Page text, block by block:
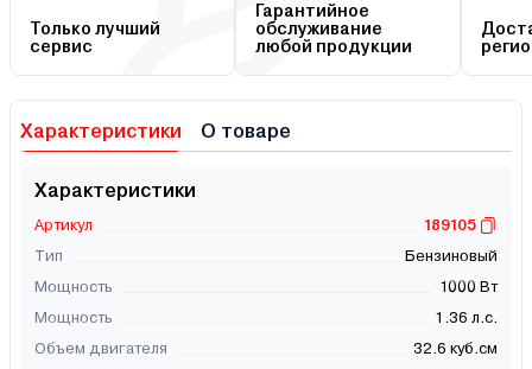
Только лучший
сервис
Гарантийное
обслуживание
любой продукции
Характеристики О товаре
Характеристики
Артикул
189105
Тип
Бензиновый
Мощность
1000 Вт
Мощность
1.36 л.с.
Объем двигателя
32.6 куб.см